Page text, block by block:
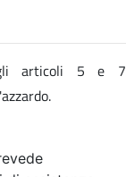
articoli 5 e 7